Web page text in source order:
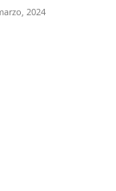
2024